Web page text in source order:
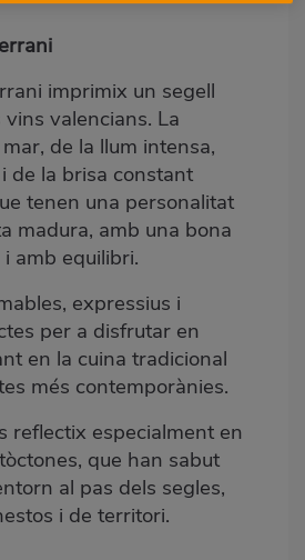
imprimix un segell
valencians. La
de la llum intensa,
de la brisa constant
tenen una personalitat
madura, amb una bona
amb equilibri.
expressius i
per a disfrutar en
en la cuina tradicional
més contemporànies.
reflectix especialment en
que han sabut
al pas dels segles,
i de territori.